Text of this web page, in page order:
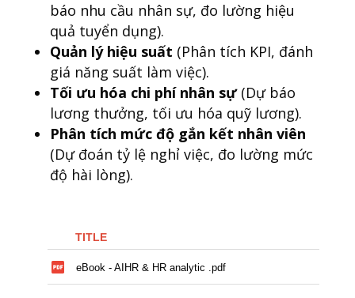
báo nhu cầu nhân sự, đo lường hiệu
quả tuyển dụng).
Quản lý hiệu suất (Phân tích KPI, đánh
giá năng suất làm việc).
Tối ưu hóa chi phí nhân sự(Dự báo
lương thưởng, tối ưu hóa quỹ lương).
Phân tích mức độ gắn kết nhân viên
(Dự đoán tỷ lệ nghỉ việc, đo lường mức
độ hài lòng).